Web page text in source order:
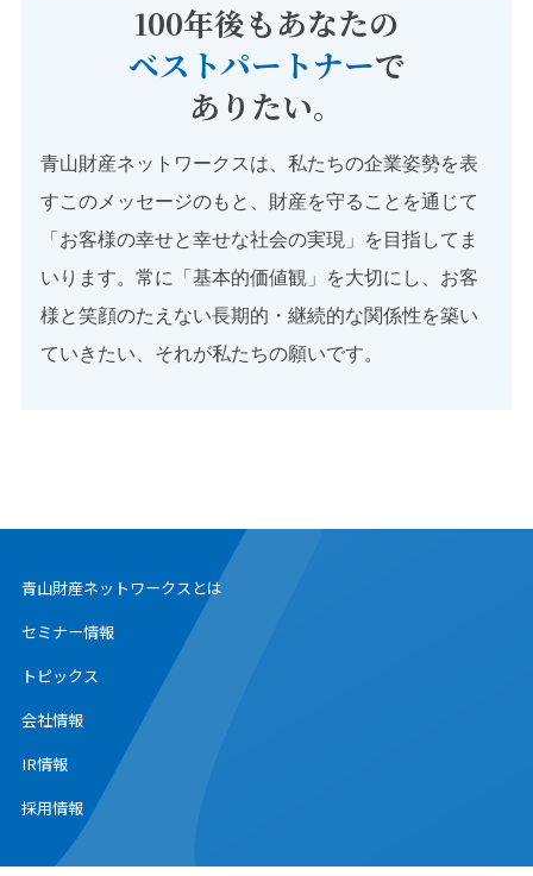
100年後もあなたの
ベストパートナーで
ありたい。
青山財産ネットワークスは、私たちの企業姿勢を表
すこのメッセージのもと、財産を守ることを通じて
「お客様の幸せと幸せな社会の実現」を目指してま
いります。常に「基本的価値観」を大切にし、お客
様と笑顔のたえない長期的・継続的な関係性を築い
ていきたい、それが私たちの願いです。
青山財産ネットワークスとは
セミナー情報
トピックス
会社情報
IR情報
採用情報